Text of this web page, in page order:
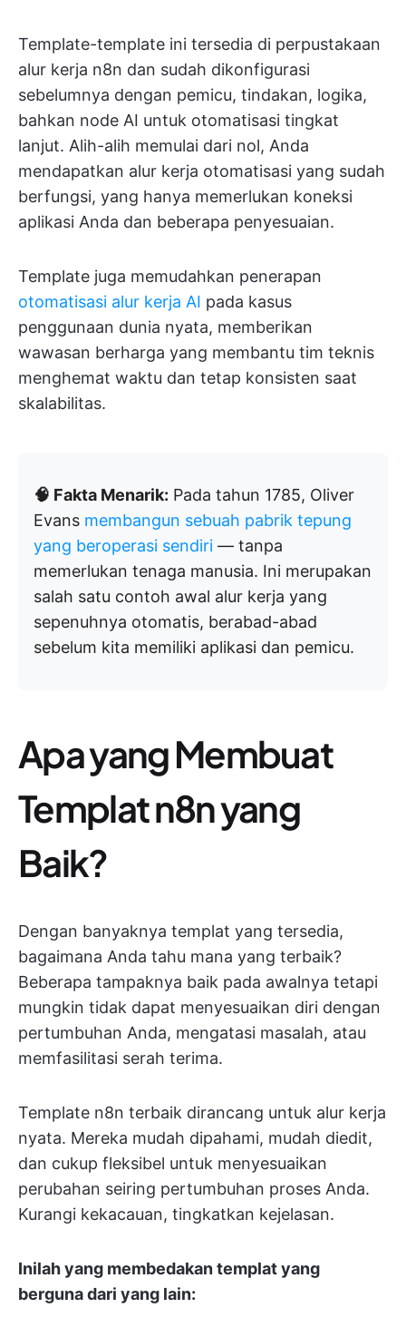
Template-template ini tersedia di perpustakaan
alur kerja n8n dan sudah dikonfigurasi
sebelumnya dengan pemicu, tindakan, logika,
bahkan node AI untuk otomatisasi tingkat
lanjut. Alih-alih memulai dari nol, Anda
mendapatkan alur kerja otomatisasi yang sudah
berfungsi, yang hanya memerlukan koneksi
aplikasi Anda dan beberapa penyesuaian.
Template juga memudahkan penerapan
otomatisasi alur kerja AI pada kasus
penggunaan dunia nyata, memberikan
wawasan berharga yang membantu tim teknis
menghemat waktu dan tetap konsisten saat
skalabilitas.
🧠 Fakta Menarik: Pada tahun 1785, Oliver
Evans membangun sebuah pabrik tepung
yang beroperasi sendiri — tanpa
memerlukan tenaga manusia. Ini merupakan
salah satu contoh awal alur kerja yang
sepenuhnya otomatis, berabad-abad
sebelum kita memiliki aplikasi dan pemicu.
Apa yang Membuat
Templat n8n yang
Baik?
Dengan banyaknya templat yang tersedia,
bagaimana Anda tahu mana yang terbaik?
Beberapa tampaknya baik pada awalnya tetapi
mungkin tidak dapat menyesuaikan diri dengan
pertumbuhan Anda, mengatasi masalah, atau
memfasilitasi serah terima.
Template n8n terbaik dirancang untuk alur kerja
nyata. Mereka mudah dipahami, mudah diedit,
dan cukup fleksibel untuk menyesuaikan
perubahan seiring pertumbuhan proses Anda.
Kurangi kekacauan, tingkatkan kejelasan.
Inilah yang membedakan templat yang
berguna dari yang lain: